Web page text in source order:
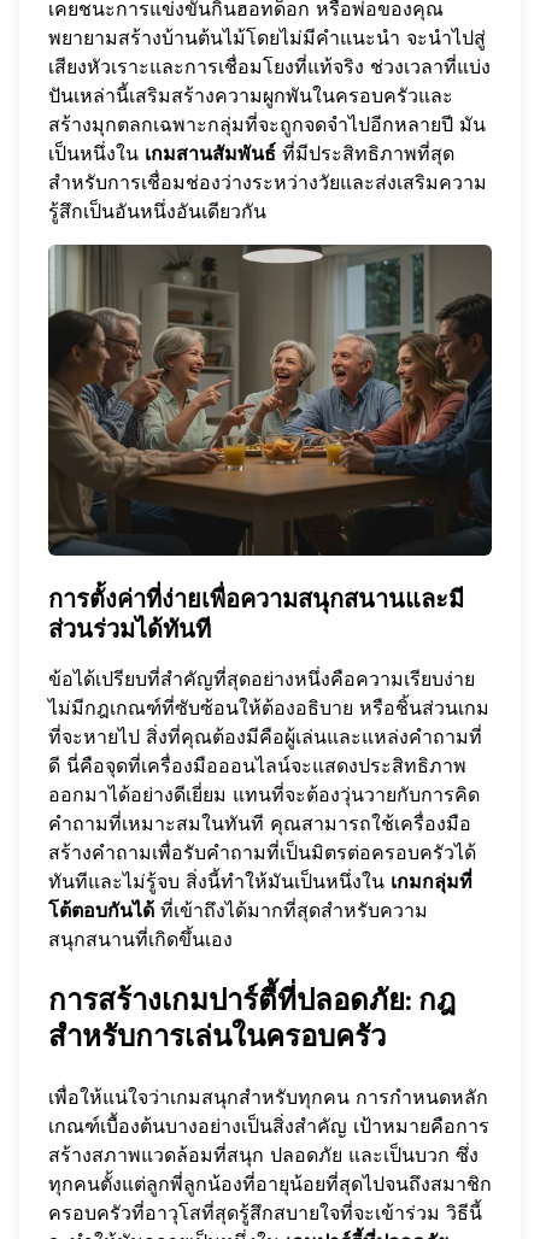
เคยชนะการแข่งขันกินฮอทด็อก หรือพ่อของคุณ
พยายามสร้างบ้านต้นไม้โดยไม่มีคำแนะนำ จะนำไปสู่
เสียงหัวเราะและการเชื่อมโยงที่แท้จริง ช่วงเวลาที่แบ่ง
ปันเหล่านี้เสริมสร้างความผูกพันในครอบครัวและ
สร้างมุกตลกเฉพาะกลุ่มที่จะถูกจดจำไปอีกหลายปี มัน
เป็นหนึ่งใน เกมสานสัมพันธ์ ที่มีประสิทธิภาพที่สุด
สำหรับการเชื่อมช่องว่างระหว่างวัยและส่งเสริมความ
รู้สึกเป็นอันหนึ่งอันเดียวกัน
การตั้งค่าที่ง่ายเพื่อความสนุกสนานและมี
ส่วนร่วมได้ทันที
ข้อได้เปรียบที่สำคัญที่สุดอย่างหนึ่งคือความเรียบง่าย
ไม่มีกฎเกณฑ์ที่ซับซ้อนให้ต้องอธิบาย หรือชิ้นส่วนเกม
ที่จะหายไป สิ่งที่คุณต้องมีคือผู้เล่นและแหล่งคำถามที่
ดี นี่คือจุดที่เครื่องมือออนไลน์จะแสดงประสิทธิภาพ
ออกมาได้อย่างดีเยี่ยม แทนที่จะต้องวุ่นวายกับการคิด
คำถามที่เหมาะสมในทันที คุณสามารถใช้เครื่องมือ
สร้างคำถามเพื่อรับคำถามที่เป็นมิตรต่อครอบครัวได้
ทันทีและไม่รู้จบ สิ่งนี้ทำให้มันเป็นหนึ่งใน เกมกลุ่มที่
โต้ตอบกันได้ ที่เข้าถึงได้มากที่สุดสำหรับความ
สนุกสนานที่เกิดขึ้นเอง
การสร้างเกมปาร์ตี้ที่ปลอดภัย: กฎ
สำหรับการเล่นในครอบครัว
เพื่อให้แน่ใจว่าเกมสนุกสำหรับทุกคน การกำหนดหลัก
เกณฑ์เบื้องต้นบางอย่างเป็นสิ่งสำคัญ เป้าหมายคือการ
สร้างสภาพแวดล้อมที่สนุก ปลอดภัย และเป็นบวก ซึ่ง
ทุกคนตั้งแต่ลูกพี่ลูกน้องที่อายุน้อยที่สุดไปจนถึงสมาชิก
ครอบครัวที่อาวุโสที่สุดรู้สึกสบายใจที่จะเข้าร่วม วิธีนี้